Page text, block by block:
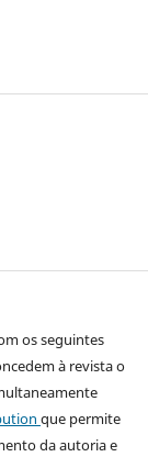
os seguintes
à revista o
que permite
da autoria e